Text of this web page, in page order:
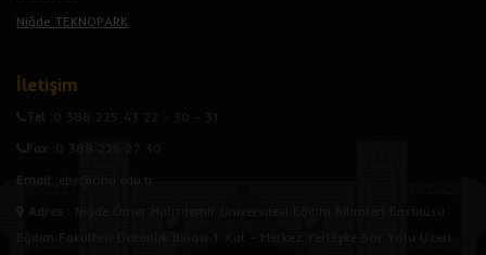
Niğde TEKNOPARK
İletişim